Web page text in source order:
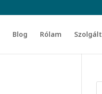
Blog Rólam